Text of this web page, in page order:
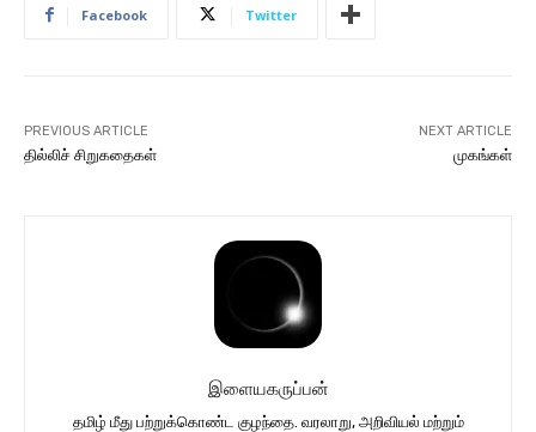
Facebook Twitter
PREVIOUS ARTICLE
தில்லிச் சிறுகதைகள்
NEXT ARTICLE
முகங்கள்
இளையகருப்பன்
தமிழ் மீது பற்றுக்கொண்ட குழந்தை. வரலாறு, அறிவியல் மற்றும்